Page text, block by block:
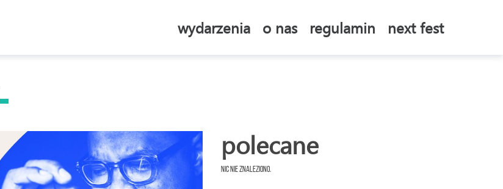
wydarzenia o nas regulamin next fest
polecane
Nic nie znaleziono.